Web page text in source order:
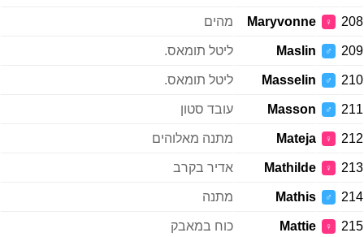
208
♀
Maryvonne מהים
209
♂
Maslin ליטל תומאס.
210
♂
Masselin ליטל תומאס.
211
♂
Masson עובד סטון
212
♀
Mateja מתנה מאלוהים
213
♀
Mathilde אדיר בקרב
214
♂
Mathis מתנה
215
♀
Mattie כוח במאבק